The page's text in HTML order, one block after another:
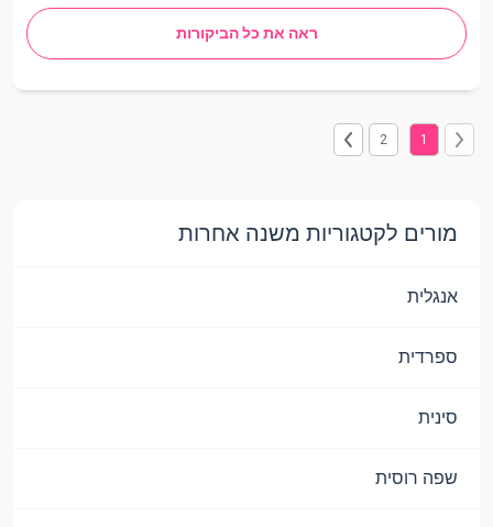
ראה את כל הביקורות
1
2
מורים לקטגוריות משנה אחרות
אנגלית
ספרדית
סינית
שפה רוסית